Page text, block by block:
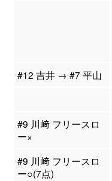
#12 吉井 → #7 平山
#9 川﨑 フリースロ
ー×
#9 川﨑 フリースロ
ー○(7点)